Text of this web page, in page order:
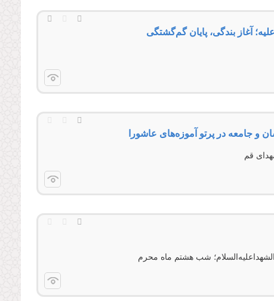
آغاز بندگی، پایان گم‌گشتگی
جامعه در پرتو آموزه‌های عاشورا
شب هشتم ماه محرم